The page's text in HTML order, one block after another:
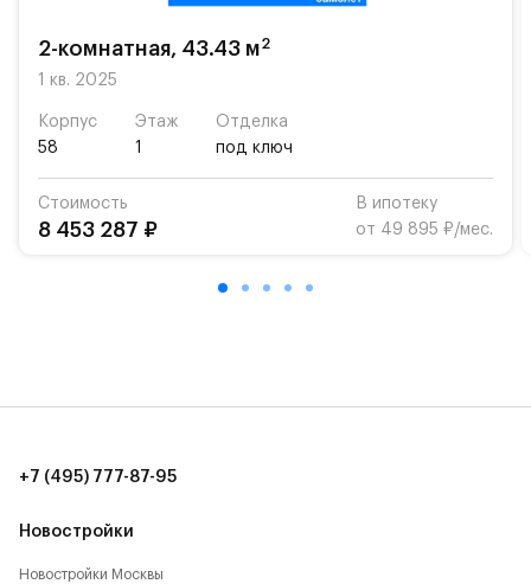
возможность посещения частной гимназии
Для автомобилистов — закрытые озеленённые
Территория квартала приватная, въезд
осуществляется по пропускам.#yan19-2r1519337#
2-комнатная, 43.43 м2
1 кв. 2025
Корпус
58
Этаж
1
Отделка
под ключ
Стоимость
8 453 287 ₽
В ипотеку
от 49 895 ₽/мес.
Новостройки
Новостройки Москвы
+7 (495) 777-87-95